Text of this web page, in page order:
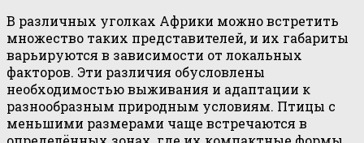
В различных уголках Африки можно встретить
множество таких представителей, и их габариты
варьируются в зависимости от локальных
факторов. Эти различия обусловлены
необходимостью выживания и адаптации к
разнообразным природным условиям. Птицы с
меньшими размерами чаще встречаются в